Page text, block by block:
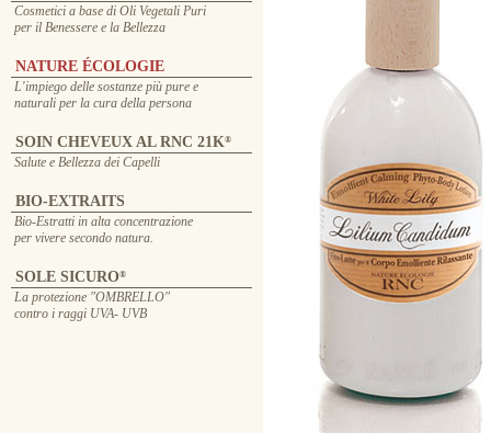
Cosmetici a base di Oli Vegetali Puri
per il Benessere e la Bellezza
NATURE ÉCOLOGIE
L'impiego delle sostanze più pure e
naturali per la cura della persona
SOIN CHEVEUX AL RNC 21K®
Salute e Bellezza dei Capelli
BIO-EXTRAITS
Bio-Estratti in alta concentrazione
per vivere secondo natura.
SOLE SICURO®
La protezione "OMBRELLO"
contro i raggi UVA- UVB